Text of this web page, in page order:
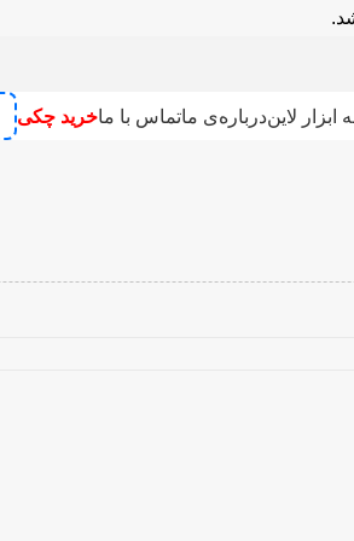
ابزار لایندرباره‌ی ماتماس با ماخرید چکی